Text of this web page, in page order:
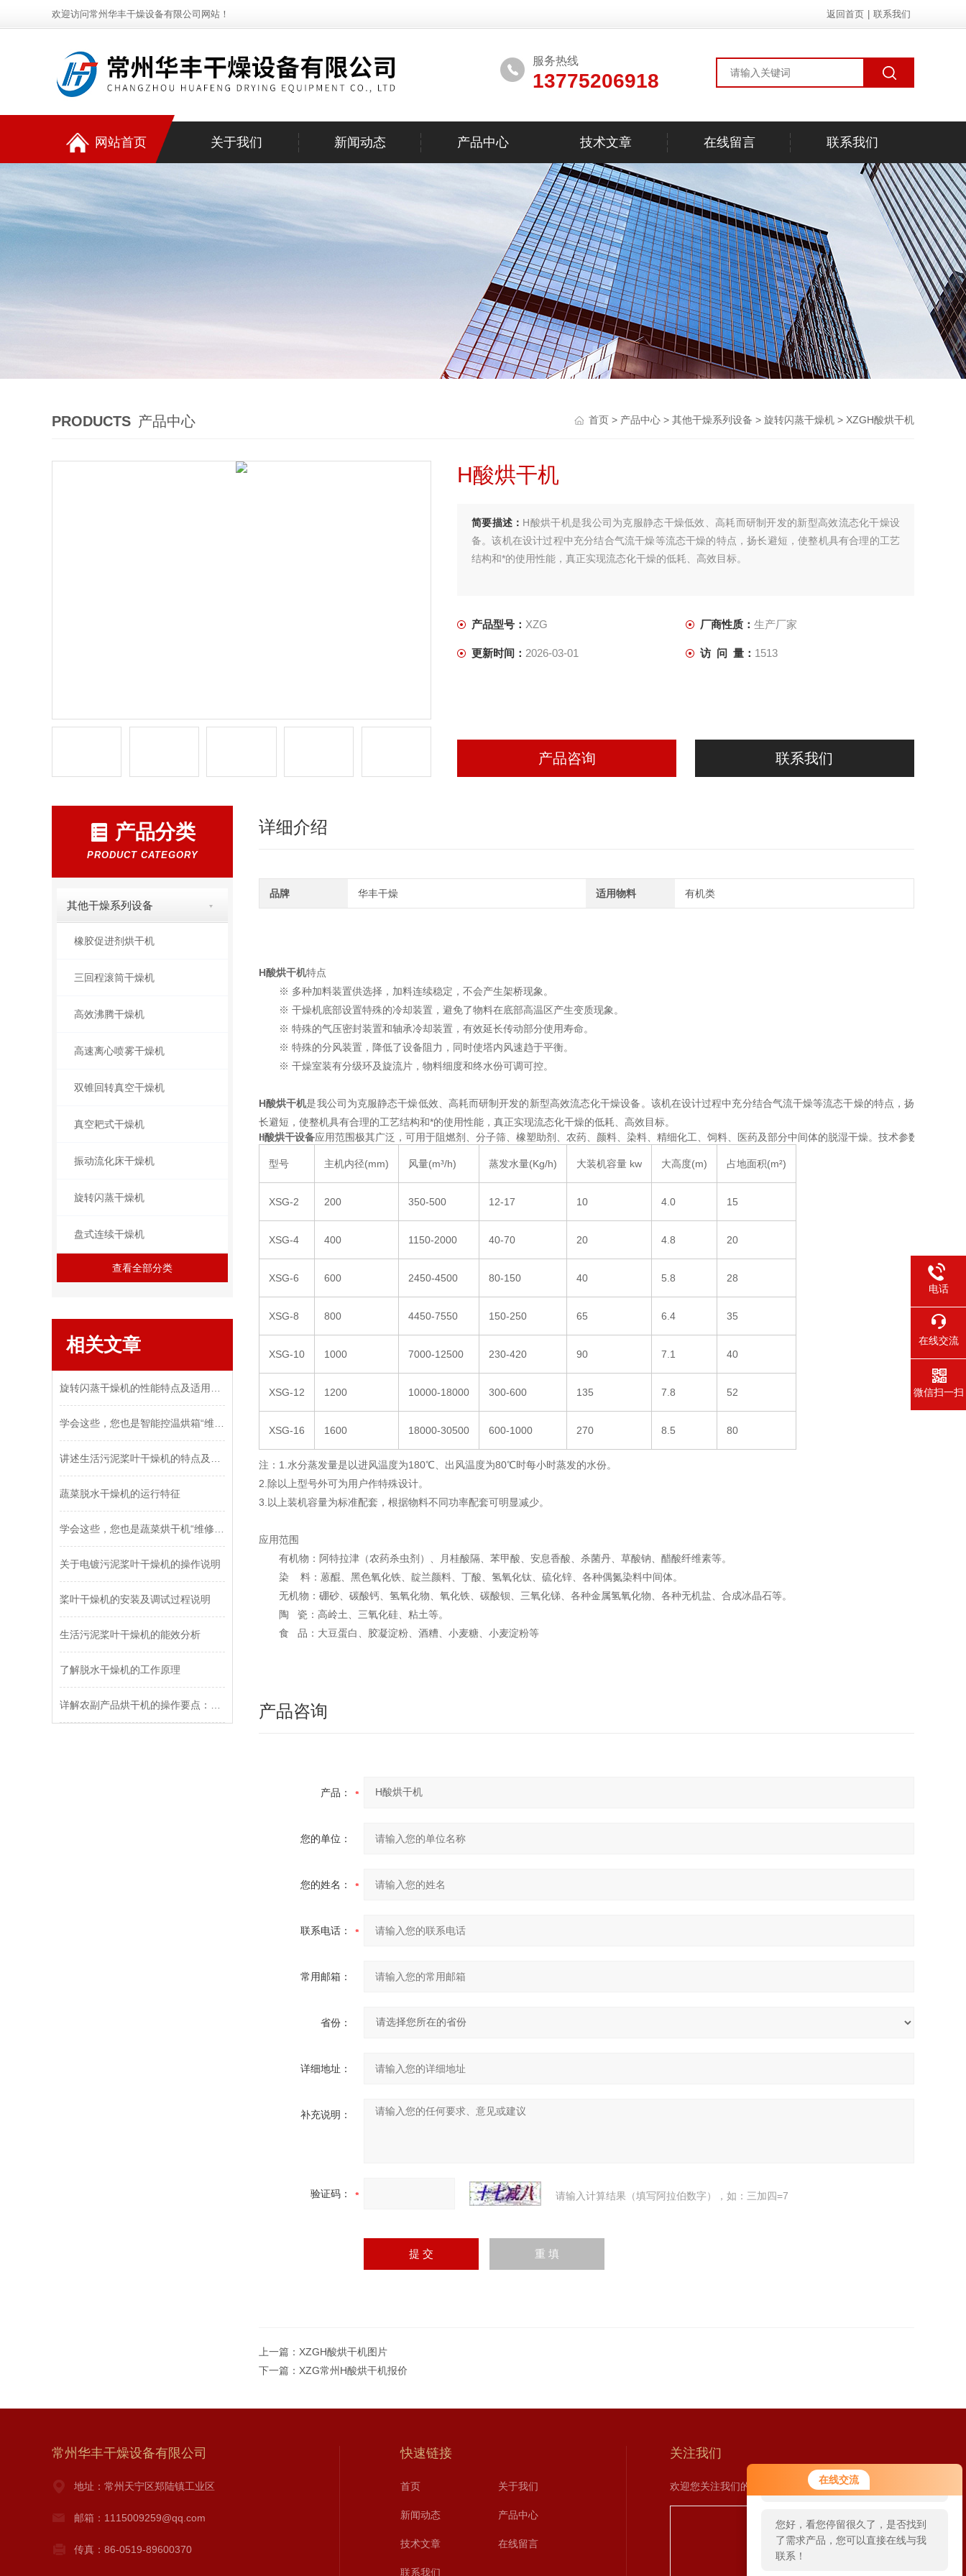
在线交流
您好！欢迎前来咨询，很高兴为您
服务，请问您要咨询什么问题呢？
您好，看您停留很久了，是否找到
了需求产品，您可以直接在线与我
联系！
欢迎访问常州华丰干燥设备有限公司网站！ 返回首页 联系我们
服务热线
13775206918
网站首页 关于我们 新闻动态 产品中心 技术文章 在线留言 联系我们
PRODUCTS 产品中心 首页 > 产品中心 > 其他干燥系列设备 > 旋转闪蒸干燥机 > XZGH酸烘干机
H酸烘干机
简要描述： H酸烘干机是我公司为克服静态干燥低效、高耗而研制开发的新型高效流态化干燥设
备。该机在设计过程中充分结合气流干燥等流态干燥的特点，扬长避短，使整机具有合理的工艺
结构和*的使用性能，真正实现流态化干燥的低耗、高效目标。
产品型号： XZG 厂商性质： 生产厂家
更新时间： 2026-03-01 访 问 量： 1513
产品咨询 联系我们
产品分类
PRODUCT CATEGORY
其他干燥系列设备
橡胶促进剂烘干机
三回程滚筒干燥机
高效沸腾干燥机
高速离心喷雾干燥机
双锥回转真空干燥机
真空耙式干燥机
振动流化床干燥机
旋转闪蒸干燥机
盘式连续干燥机
查看全部分类
相关文章
蔬菜脱水干燥机的运行特征
关于电镀污泥桨叶干燥机的操作说明
桨叶干燥机的安装及调试过程说明
生活污泥桨叶干燥机的能效分析
了解脱水干燥机的工作原理
详细介绍
品牌 华丰干燥 适用物料 有机类
H酸烘干机特点
※ 多种加料装置供选择，加料连续稳定，不会产生架桥现象。
※ 干燥机底部设置特殊的冷却装置，避免了物料在底部高温区产生变质现象。
※ 特殊的气压密封装置和轴承冷却装置，有效延长传动部分使用寿命。
※ 特殊的分风装置，降低了设备阻力，同时使塔内风速趋于平衡。
※ 干燥室装有分级环及旋流片，物料细度和终水份可调可控。
H酸烘干机是我公司为克服静态干燥低效、高耗而研制开发的新型高效流态化干燥设备。该机在设计过程中充分结合气流干燥等流态干燥的特点，扬
长避短，使整机具有合理的工艺结构和*的使用性能，真正实现流态化干燥的低耗、高效目标。
H酸烘干设备应用范围极其广泛，可用于阻燃剂、分子筛、橡塑助剂、农药、颜料、染料、精细化工、饲料、医药及部分中间体的脱湿干燥。技术参数
型号 主机内径(mm) 风量(m³/h) 蒸发水量(Kg/h) 大装机容量 kw 大高度(m) 占地面积(m²)
XSG-2 200 350-500 12-17 10 4.0 15
XSG-4 400 1150-2000 40-70 20 4.8 20
XSG-6 600 2450-4500 80-150 40 5.8 28
XSG-8 800 4450-7550 150-250 65 6.4 35
XSG-10 1000 7000-12500 230-420 90 7.1 40
XSG-12 1200 10000-18000 300-600 135 7.8 52
XSG-16 1600 18000-30500 600-1000 270 8.5 80
注：1.水分蒸发量是以进风温度为180℃、出风温度为80℃时每小时蒸发的水份。
2.除以上型号外可为用户作特殊设计。
3.以上装机容量为标准配套，根据物料不同功率配套可明显减少。
应用范围
有机物：阿特拉津（农药杀虫剂）、月桂酸隔、苯甲酸、安息香酸、杀菌丹、草酸钠、醋酸纤维素等。
染 料：蒽醌、黑色氧化铁、靛兰颜料、丁酸、氢氧化钛、硫化锌、各种偶氮染料中间体。
无机物：硼砂、碳酸钙、氢氧化物、氧化铁、碳酸钡、三氧化锑、各种金属氢氧化物、各种无机盐、合成冰晶石等。
陶 瓷：高岭土、三氧化硅、粘土等。
食 品：大豆蛋白、胶凝淀粉、酒糟、小麦糖、小麦淀粉等
产品咨询
产品：
您的单位：
您的姓名：
联系电话：
常用邮箱：
省份：
详细地址：
补充说明：
验证码： 请输入计算结果（填写阿拉伯数字），如：三加四=7
上一篇： XZGH酸烘干机图片
下一篇： XZG常州H酸烘干机报价
常州华丰干燥设备有限公司
地址：常州天宁区郑陆镇工业区
邮箱：1115009259@qq.com
传真：86-0519-89600370
快速链接
首页 关于我们
新闻动态 产品中心
技术文章 在线留言
联系我们
关注我们
欢迎您关注我们的微信公众号了解更多信息：
扫一扫
电话
在线交流
微信扫一扫